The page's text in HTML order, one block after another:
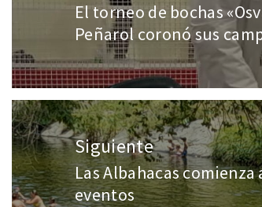
El torneo de bochas
Peñarol coronó sus
Siguiente
Las Albahacas
eventos